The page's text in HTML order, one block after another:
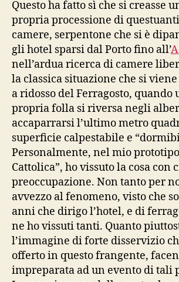
Questo ha fatto sì che si creasse
propria processione di
camere, serpentone che si è
gli hotel sparsi dal Porto fino all’
nell’ardua ricerca di camere
la classica situazione che si
a ridosso del Ferragosto, quando
propria folla si riversa negli
accaparrarsi l’ultimo metro
superficie calpestabile e
Personalmente, nel mio
Cattolica”, ho vissuto la cosa con
preoccupazione. Non tanto per
avvezzo al fenomeno, visto che
anni che dirigo l’hotel, e di
ne ho vissuti tanti. Quanto
l’immagine di forte disservizio
offerto in questo frangente,
impreparata ad un evento di tali